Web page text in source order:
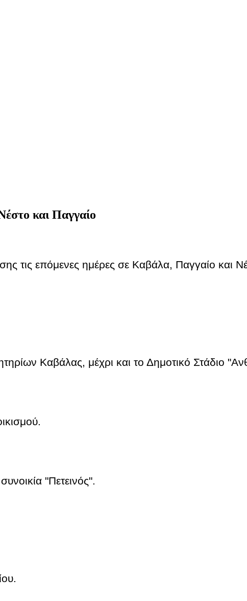
και Παγγαίο
τις επόμενες ημέρες σε Καβάλα, Παγγαίο
Καβάλας, μέχρι και το Δημοτικό
του οικισμού.
"Πετεινός".